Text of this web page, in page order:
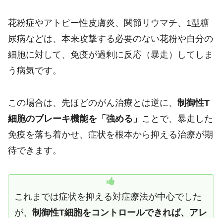
花粉症やアトピー性皮膚炎、関節リウマチ、1型糖
尿病などは、本来攻撃する必要のない花粉や自分の
細胞に対して、免疫が過剰に反応（暴走）してしま
う病気です。
この場合は、先ほどのがん治療とは逆に、 制御性T
細胞のブレーキ機能を「強める」 ことで、暴走した
免疫を落ち着かせ、症状を根本から抑える治療が期
待できます。
これまでは症状を抑える対症療法が中心でした
が、 制御性T細胞をコントロールできれば、アレ